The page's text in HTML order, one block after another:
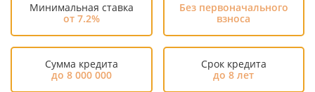
Минимальная ставка
от 7.2%
Без первоначального
взноса
Сумма кредита
до 8 000 000
Срок кредита
до 8 лет